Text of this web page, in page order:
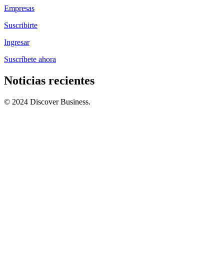
Empresas
Suscribirte
Ingresar
Suscríbete ahora
Noticias recientes
© 2024 Discover Business.